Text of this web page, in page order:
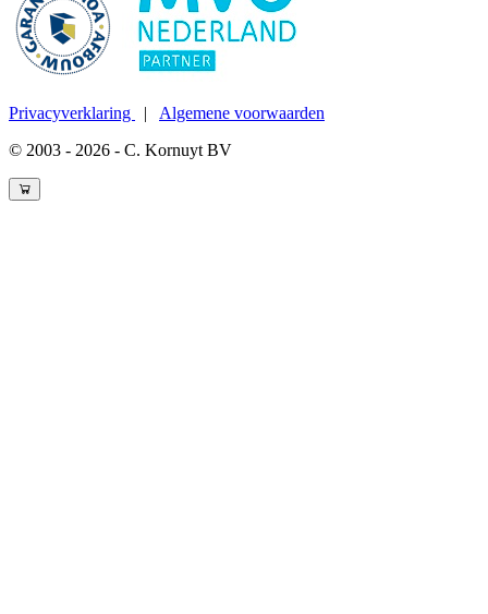
Privacyverklaring | Algemene voorwaarden
© 2003 - 2026 - C. Kornuyt BV